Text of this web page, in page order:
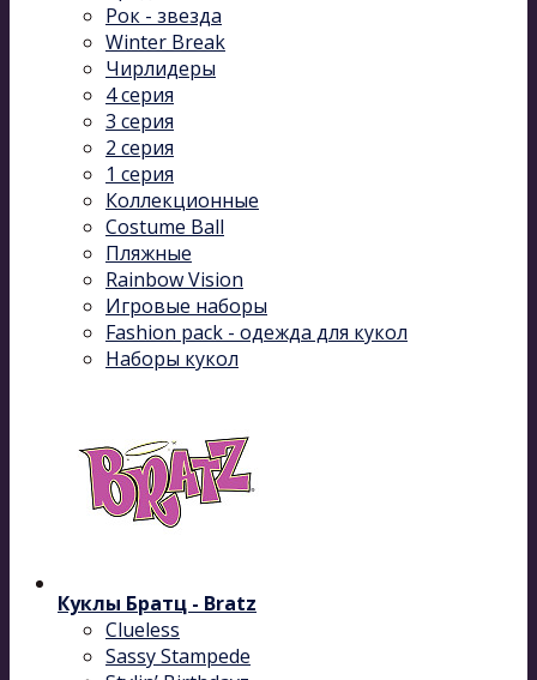
Рок - звезда
Winter Break
Чирлидеры
4 серия
3 серия
2 серия
1 серия
Коллекционные
Costume Ball
Пляжные
Rainbow Vision
Игровые наборы
Fashion pack - одежда для кукол
Наборы кукол
Куклы Братц - Bratz
Clueless
Sassy Stampede